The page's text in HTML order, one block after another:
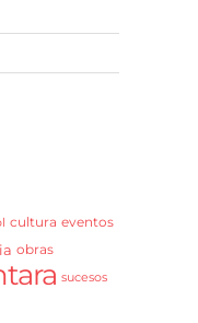
cultura eventos
obras
sucesos